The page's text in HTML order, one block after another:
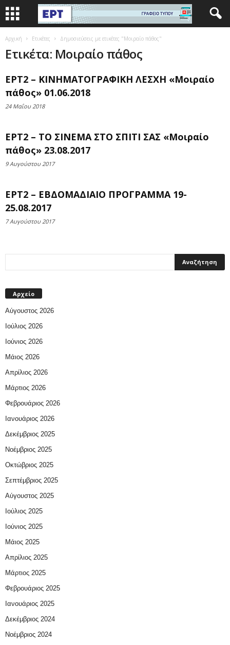
Αρχική Ετικέτες Δημοσιεύσεις με ετικέτες "Μοιραίο πάθος"
Ετικέτα: Μοιραίο πάθος
ΕΡΤ2 – ΚΙΝΗΜΑΤΟΓΡΑΦΙΚΗ ΛΕΣΧΗ «Μοιραίο
πάθος» 01.06.2018
24 Μαΐου 2018
ΕΡΤ2 – ΤΟ ΣΙΝΕΜΑ ΣΤΟ ΣΠΙΤΙ ΣΑΣ «Μοιραίο
πάθος» 23.08.2017
9 Αυγούστου 2017
ΕΡΤ2 – ΕΒΔΟΜΑΔΙΑΙΟ ΠΡΟΓΡΑΜΜΑ 19-
25.08.2017
7 Αυγούστου 2017
Αρχείο
Αύγουστος 2026
Ιούλιος 2026
Ιούνιος 2026
Μάιος 2026
Απρίλιος 2026
Μάρτιος 2026
Φεβρουάριος 2026
Ιανουάριος 2026
Δεκέμβριος 2025
Νοέμβριος 2025
Οκτώβριος 2025
Σεπτέμβριος 2025
Αύγουστος 2025
Ιούλιος 2025
Ιούνιος 2025
Μάιος 2025
Απρίλιος 2025
Μάρτιος 2025
Φεβρουάριος 2025
Ιανουάριος 2025
Δεκέμβριος 2024
Νοέμβριος 2024